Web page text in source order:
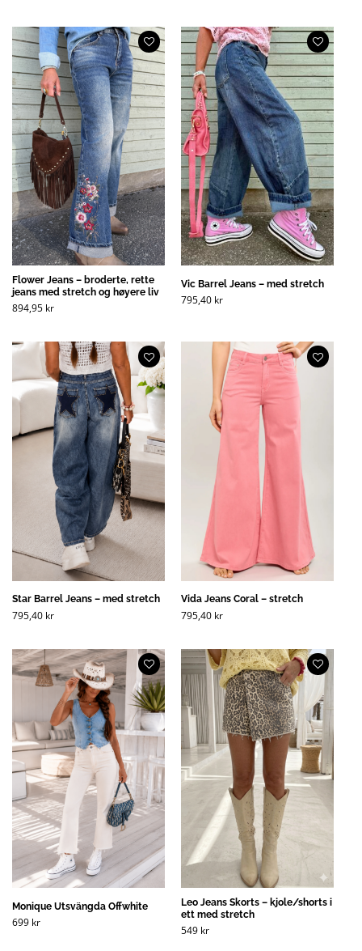
Flower Jeans – broderte, rette
jeans med stretch og høyere liv
894,95 kr
Vic Barrel Jeans – med stretch
795,40 kr
Star Barrel Jeans – med stretch
795,40 kr
Vida Jeans Coral – stretch
795,40 kr
Monique Utsvängda Offwhite
699 kr
Leo Jeans Skorts – kjole/shorts i
ett med stretch
549 kr